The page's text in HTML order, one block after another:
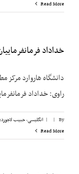
Read More
خداداد
دانشگاه هاروارد مرکز
راوی: خداداد
By
|
| انگلیسی,حبیب
Read More